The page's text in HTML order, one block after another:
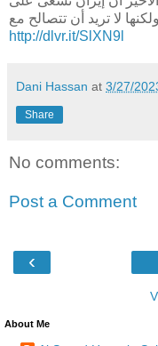
لا تريد أن تتصالح مع
http://dlvr.it/SlXN9l
Dani Hassan at 3/27/
Share
No comments:
Post a Comment
‹
About Me